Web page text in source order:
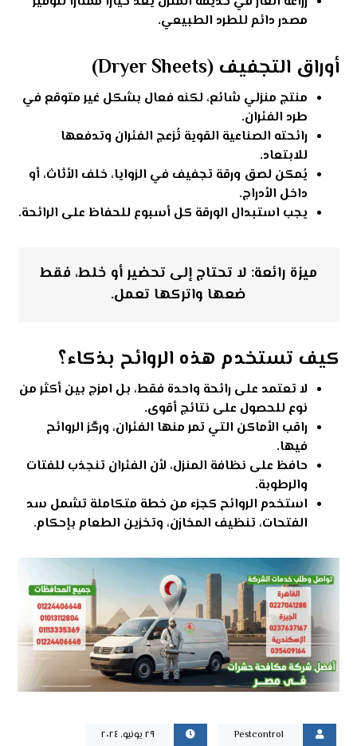
مصدر دائم للطرد الطبيعي.
أوراق التجفيف (Dryer Sheets)
منتج منزلي شائع، لكنه فعال بشكل غير متوقع في
طرد الفئران.
رائحته الصناعية القوية تُزعج الفئران وتدفعها
للابتعاد.
يُمكن لصق ورقة تجفيف في الزوايا، خلف الأثاث، أو
داخل الأدراج.
يجب استبدال الورقة كل أسبوع للحفاظ على الرائحة.
ميزة رائعة: لا تحتاج إلى تحضير أو خلط، فقط
ضعها واتركها تعمل.
كيف تستخدم هذه الروائح بذكاء؟
لا تعتمد على رائحة واحدة فقط، بل امزج بين أكثر من
نوع للحصول على نتائج أقوى.
راقب الأماكن التي تمر منها الفئران، وركّز الروائح
فيها.
حافظ على نظافة المنزل، لأن الفئران تنجذب للفتات
والرطوبة.
استخدم الروائح كجزء من خطة متكاملة تشمل سد
الفتحات، تنظيف المخازن، وتخزين الطعام بإحكام.
Pestcontrol ٢٩ يونيو، ٢٠٢٤